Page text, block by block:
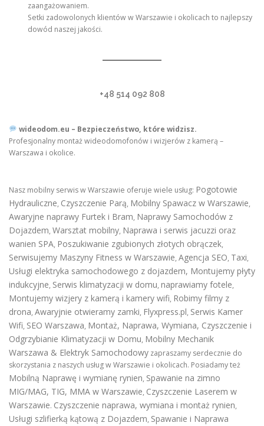
zaangażowaniem.
Setki zadowolonych klientów w Warszawie i okolicach to najlepszy
dowód naszej jakości.
+48 514 092 808
wideodom.eu – Bezpieczeństwo, które widzisz.
Profesjonalny montaż wideodomofonów i wizjerów z kamerą –
Warszawa i okolice.
Nasz mobilny serwis w Warszawie oferuje wiele usług: Pogotowie
Hydrauliczne, Czyszczenie Parą, Mobilny Spawacz w Warszawie,
Awaryjne naprawy Furtek i Bram, Naprawy Samochodów z
Dojazdem, Warsztat mobilny, Naprawa i serwis jacuzzi oraz
wanien SPA, Poszukiwanie zgubionych złotych obrączek,
Serwisujemy Maszyny Fitness w Warszawie, Agencja SEO, Taxi,
Usługi elektryka samochodowego z dojazdem, Montujemy płyty
indukcyjne, Serwis klimatyzacji w domu, naprawiamy fotele,
Montujemy wizjery z kamerą i kamery wifi, Robimy filmy z
drona, Awaryjnie otwieramy zamki, Flyxpress.pl, Serwis Kamer
Wifi, SEO Warszawa, Montaż, Naprawa, Wymiana, Czyszczenie i
Odgrzybianie Klimatyzacji w Domu, Mobilny Mechanik
Warszawa & Elektryk Samochodowy zapraszamy serdecznie do
skorzystania z naszych usług w Warszawie i okolicach. Posiadamy też
Mobilną Naprawę i wymianę rynien, Spawanie na zimno
MIG/MAG, TIG, MMA w Warszawie, Czyszczenie Laserem w
Warszawie. Czyszczenie naprawa, wymiana i montaż rynien,
Usługi szlifierką kątową z Dojazdem, Spawanie i Naprawa